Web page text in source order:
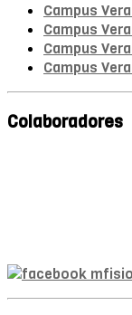
Campus
Campus
Campus
Campus
Colaboradores